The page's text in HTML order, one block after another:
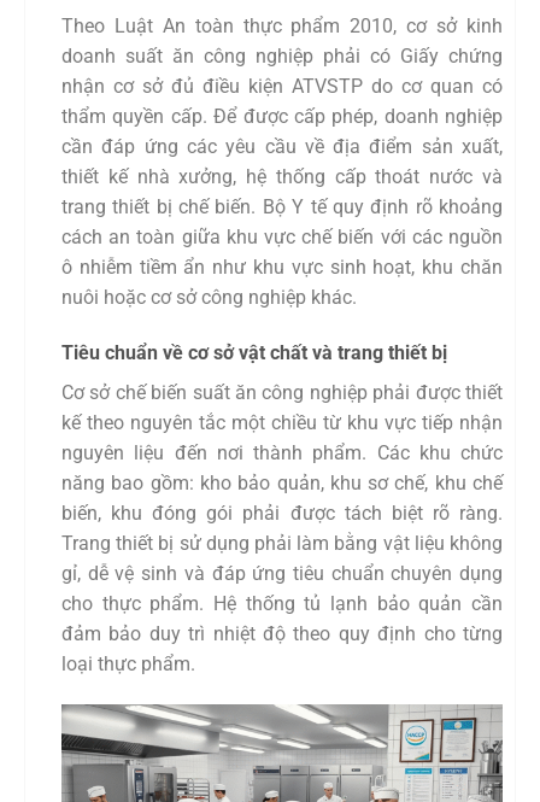
Theo Luật An toàn thực phẩm 2010, cơ sở kinh
doanh suất ăn công nghiệp phải có Giấy chứng
nhận cơ sở đủ điều kiện ATVSTP do cơ quan có
thẩm quyền cấp. Để được cấp phép, doanh nghiệp
cần đáp ứng các yêu cầu về địa điểm sản xuất,
thiết kế nhà xưởng, hệ thống cấp thoát nước và
trang thiết bị chế biến. Bộ Y tế quy định rõ khoảng
cách an toàn giữa khu vực chế biến với các nguồn
ô nhiễm tiềm ẩn như khu vực sinh hoạt, khu chăn
nuôi hoặc cơ sở công nghiệp khác.
Tiêu chuẩn về cơ sở vật chất và trang thiết bị
Cơ sở chế biến suất ăn công nghiệp phải được thiết
kế theo nguyên tắc một chiều từ khu vực tiếp nhận
nguyên liệu đến nơi thành phẩm. Các khu chức
năng bao gồm: kho bảo quản, khu sơ chế, khu chế
biến, khu đóng gói phải được tách biệt rõ ràng.
Trang thiết bị sử dụng phải làm bằng vật liệu không
gỉ, dễ vệ sinh và đáp ứng tiêu chuẩn chuyên dụng
cho thực phẩm. Hệ thống tủ lạnh bảo quản cần
đảm bảo duy trì nhiệt độ theo quy định cho từng
loại thực phẩm.